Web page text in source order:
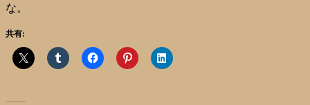
な。
共有: